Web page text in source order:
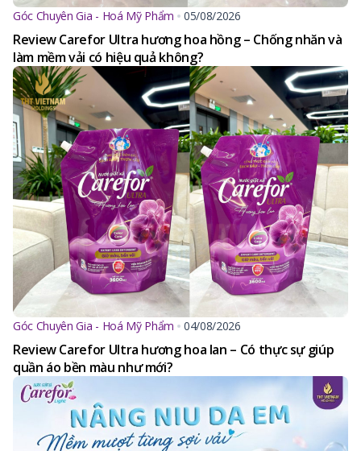
Góc Chuyên Gia - Hoá Mỹ Phẩm 05/08/2026
Review Carefor Ultra hương hoa hồng – Chống nhăn và
làm mềm vải có hiệu quả không?
Góc Chuyên Gia - Hoá Mỹ Phẩm 04/08/2026
Review Carefor Ultra hương hoa lan – Có thực sự giúp
quần áo bền màu như mới?